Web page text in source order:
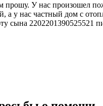
У нас произошел
а у нас частный дом с
2202201390525521